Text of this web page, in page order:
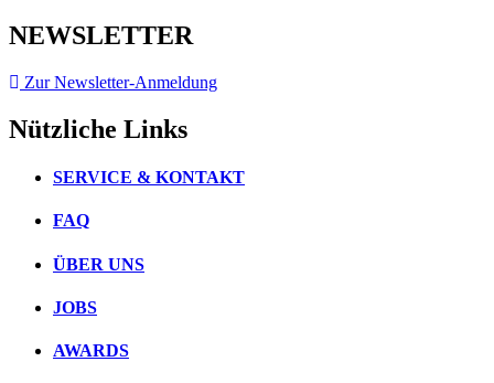
NEWSLETTER
Zur Newsletter-Anmeldung
Nützliche Links
SERVICE & KONTAKT
FAQ
ÜBER UNS
JOBS
AWARDS